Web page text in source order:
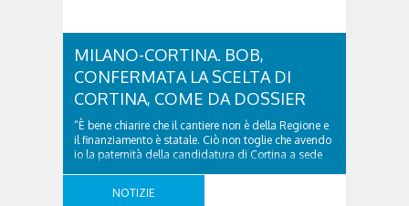
MILANO-CORTINA. BOB,
CONFERMATA LA SCELTA DI
CORTINA, COME DA DOSSIER
“È bene chiarire che il cantiere non è della Regione e
il finanziamento è statale. Ciò non toglie che avendo
io la paternità della candidatura di Cortina a sede
dibattito che deve avere delle risposte. Se si ..
NOTIZIE